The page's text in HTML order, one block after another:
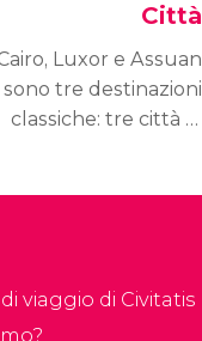
Città
Luxor e Assuan
sono tre destinazioni
classiche: tre città di
viaggio di Civitatis